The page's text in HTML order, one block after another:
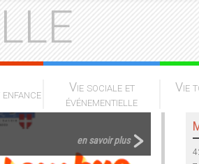
Vie sociale et
événementielle
Vie
en savoir plus
Marchés